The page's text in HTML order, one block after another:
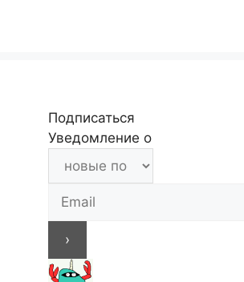
Подписаться
Уведомление о